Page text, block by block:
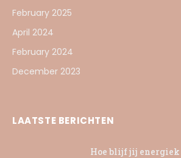
February 2025
April 2024
February 2024
December 2023
LAATSTE BERICHTEN
Hoe blijf jij energiek